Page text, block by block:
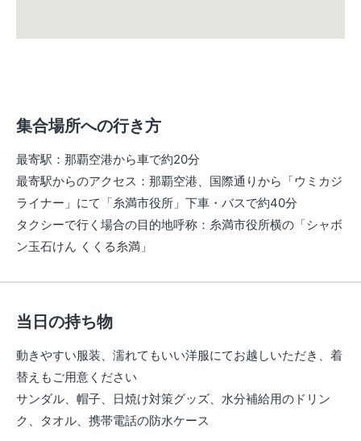
集合場所への行き方
最寄駅 ： 那覇空港から車で約20分
最寄駅からのアクセス ： 那覇空港、国際通りから「ウミカジ
ライナー」にて「糸満市役所」下車・バスで約40分
タクシーで行く場合の目的地呼称 ： 糸満市役所横の「シャボ
ン玉石けん くくる糸満」
当日の持ち物
動きやすい服装、濡れてもいい洋服にてお越しいただき、着
替えもご用意ください
サンダル、帽子、日焼け対策グッズ、水分補給用のドリン
ク、タオル、携帯電話の防水ケース